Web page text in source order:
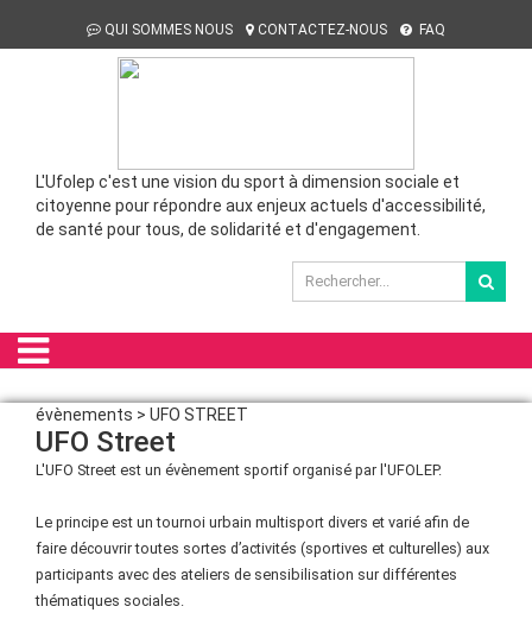
QUI SOMMES NOUS CONTACTEZ-NOUS FAQ
L'Ufolep c'est une vision du sport à dimension sociale et
citoyenne pour répondre aux enjeux actuels d'accessibilité,
de santé pour tous, de solidarité et d'engagement.
évènements > UFO STREET
UFO Street
L'UFO Street est un évènement sportif organisé par l'UFOLEP.
Le principe est un tournoi urbain multisport divers et varié afin de
faire découvrir toutes sortes d’activités (sportives et culturelles) aux
participants avec des ateliers de sensibilisation sur différentes
thématiques sociales.